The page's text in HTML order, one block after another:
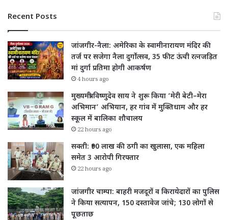
Recent Posts
जांजगीर-नैला: अमेरिका के स्वामीनारायण मंदिर की
तर्ज पर सजेगा नैला दुर्गोत्सव, 35 फीट ऊंची रत्नजड़ित
मां दुर्गा प्रतिमा होगी आकर्षण
4 hours ago
मुख्यमंत्री विष्णुदेव साय ने शुरू किया ‘मेरी बेटी–मेरा
अभिमान’ अभियान, हर गांव में मुक्तिधाम और हर
स्कूल में बालिका शौचालय
22 hours ago
सक्ती: ₹90 लाख की ठगी का खुलासा, एक महिला
समेत 3 आरोपी गिरफ्तार
22 hours ago
जांजगीर चाम्पा: बाहरी मजदूरों व किरायेदारों का पुलिस
ने किया सत्यापन, 150 दस्तावेज जांचे; 130 लोगों से
पूछताछ